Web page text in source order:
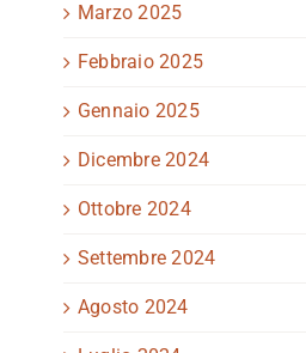
Marzo 2025
Febbraio 2025
Gennaio 2025
Dicembre 2024
Ottobre 2024
Settembre 2024
Agosto 2024